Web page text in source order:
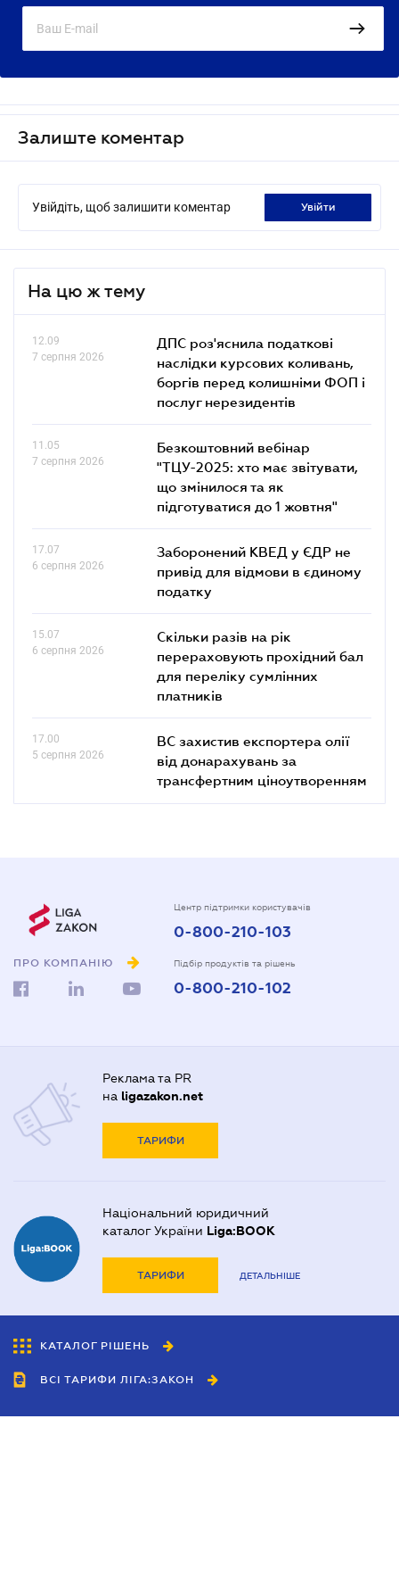
Залиште коментар
Увійдіть, щоб залишити коментар увійти
На цю ж тему
12.09
7 серпня 2026
ДПС роз'яснила податкові
наслідки курсових коливань,
боргів перед колишніми ФОП і
послуг нерезидентів
11.05
7 серпня 2026
Безкоштовний вебінар
"ТЦУ-2025: хто має звітувати,
що змінилося та як
підготуватися до 1 жовтня"
17.07
6 серпня 2026
Заборонений КВЕД у ЄДР не
привід для відмови в єдиному
податку
15.07
6 серпня 2026
Скільки разів на рік
перераховують прохідний бал
для переліку сумлінних
платників
17.00
5 серпня 2026
ВС захистив експортера олії
від донарахувань за
трансфертним ціноутворенням
ПРО КОМПАНІЮ
Центр підтримки користувачів
0-800-210-103
Підбір продуктів та рішень
0-800-210-102
Реклама та PR
на ligazakon.net
ТАРИФИ
Національний юридичний
каталог України Liga:BOOK
ТАРИФИ ДЕТАЛЬНІШЕ
КАТАЛОГ РІШЕНЬ
ВСІ ТАРИФИ ЛІГА:ЗАКОН